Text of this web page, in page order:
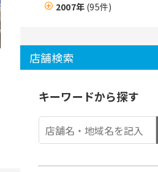
2007年 (95件)
店舗検索
キーワードから探す